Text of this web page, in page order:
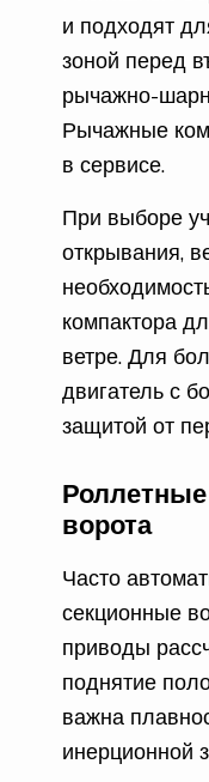
и подходят
зоной перед
рычажно-
Рычажные
в сервисе.
При выборе
открывания,
компактора
ветре. Для
двигатель с
защитой от
ворота
Часто
секционные
приводы
поднятие
важна
инерционной